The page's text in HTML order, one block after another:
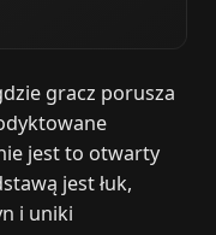
gracz porusza
jest to otwarty
jest łuk,
i uniki